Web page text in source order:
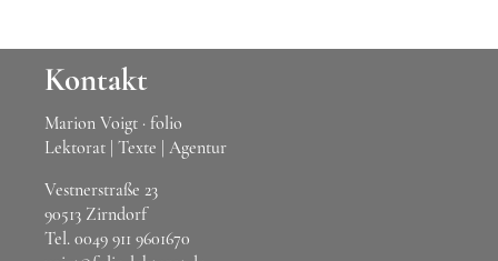
Kontakt
Marion Voigt · folio
Lektorat | Texte | Agentur
Vestnerstraße 23
90513 Zirndorf
Tel. 0049 911 9601670